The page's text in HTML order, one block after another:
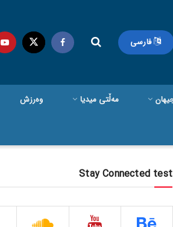
فارسی
مەڵتی میدیا وەرزش
Stay Connected test